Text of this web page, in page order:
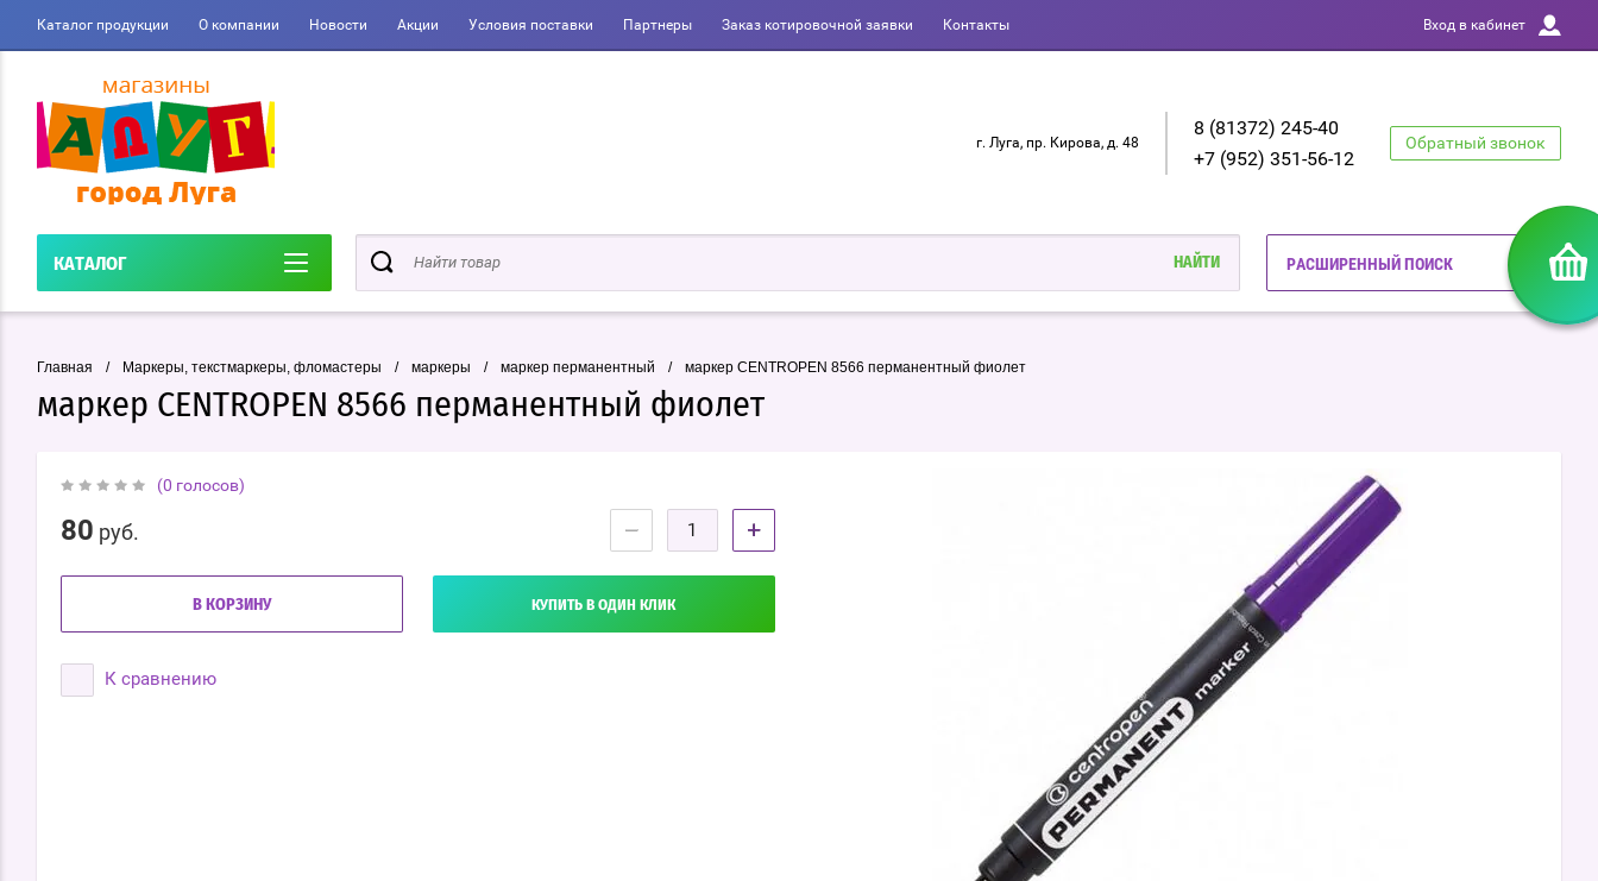
Каталог продукции О компании Новости Акции Условия поставки Партнеры Заказ котировочной заявки Контакты Вход в кабинет
г. Луга, пр. Кирова, д. 48
8 (81372) 245-40
+7 (952) 351-56-12
Обратный звонок
КАТАЛОГ РАСШИРЕННЫЙ ПОИСК
Главная / Маркеры, текстмаркеры, фломастеры / маркеры / маркер перманентный / маркер CENTROPEN 8566 перманентный фиолет
маркер CENTROPEN 8566 перманентный фиолет
(0 голосов)
80 руб. − +
В КОРЗИНУ КУПИТЬ В ОДИН КЛИК
К сравнению